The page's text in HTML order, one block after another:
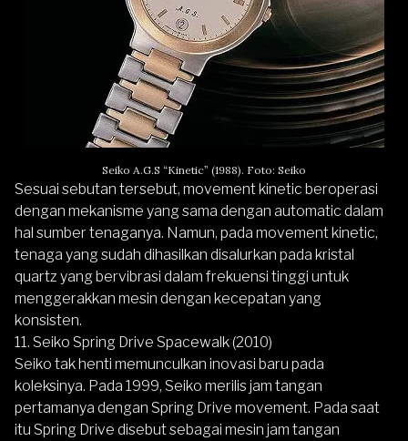
Seiko A.G.S “Kinetic” (1988). Foto: Seiko
Sesuai sebutan tersebut, movement kinetic beroperasi
dengan mekanisme yang sama dengan automatic dalam
hal sumber tenaganya. Namun, pada movement kinetic,
tenaga yang sudah dihasilkan disalurkan pada kristal
quartz yang bervibrasi dalam frekuensi tinggi untuk
menggerakkan mesin dengan kecepatan yang
konsisten.
11. Seiko Spring Drive Spacewalk (2010)
Seiko tak henti memunculkan inovasi baru pada
koleksinya. Pada 1999, Seiko merilis jam tangan
pertamanya dengan Spring Drive movement. Pada saat
itu Spring Drive disebut sebagai mesin jam tangan